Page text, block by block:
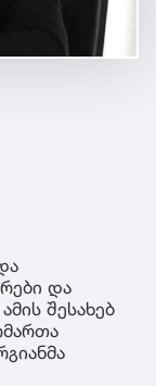
და
შესახებ